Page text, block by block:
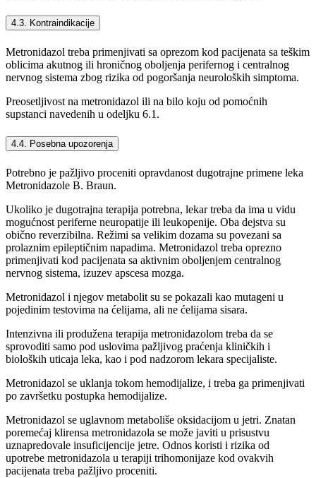
4.3. Kontraindikacije
Metronidazol treba primenjivati sa oprezom kod pacijenata sa teškim
oblicima akutnog ili hroničnog oboljenja perifernog i centralnog
nervnog sistema zbog rizika od pogoršanja neuroloških simptoma.
Preosetljivost na metronidazol ili na bilo koju od pomoćnih
supstanci navedenih u odeljku 6.1.
4.4. Posebna upozorenja
Potrebno je pažljivo proceniti opravdanost dugotrajne primene leka
Metronidazole B. Braun.
Ukoliko je dugotrajna terapija potrebna, lekar treba da ima u vidu
mogućnost periferne neuropatije ili leukopenije. Oba dejstva su
obično reverzibilna. Režimi sa velikim dozama su povezani sa
prolaznim epileptičnim napadima. Metronidazol treba oprezno
primenjivati kod pacijenata sa aktivnim oboljenjem centralnog
nervnog sistema, izuzev apscesa mozga.
Metronidazol i njegov metabolit su se pokazali kao mutageni u
pojedinim testovima na ćelijama, ali ne ćelijama sisara.
Intenzivna ili produžena terapija metronidazolom treba da se
sprovoditi samo pod uslovima pažljivog praćenja kliničkih i
bioloških uticaja leka, kao i pod nadzorom lekara specijaliste.
Metronidazol se uklanja tokom hemodijalize, i treba ga primenjivati
po završetku postupka hemodijalize.
Metronidazol se uglavnom metaboliše oksidacijom u jetri. Znatan
poremećaj klirensa metronidazola se može javiti u prisustvu
uznapredovale insuficijencije jetre. Odnos koristi i rizika od
upotrebe metronidazola u terapiji trihomonijaze kod ovakvih
pacijenata treba pažljivo proceniti.